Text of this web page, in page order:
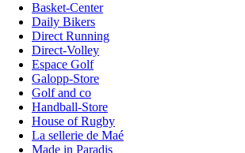
Basket-Center
Daily Bikers
Direct Running
Direct-Volley
Espace Golf
Galopp-Store
Golf and co
Handball-Store
House of Rugby
La sellerie de Maé
Made in Paradis